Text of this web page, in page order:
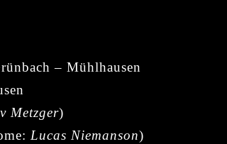
– Mühlhausen
Metzger)
Lucas Niemanson)